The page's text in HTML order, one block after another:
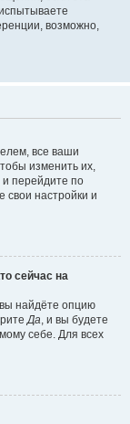
возможно,
все ваши
изменить их,
перейдите по
свои настройки и
сейчас на
найдёте опцию
Да, и вы будете
себе. Для всех